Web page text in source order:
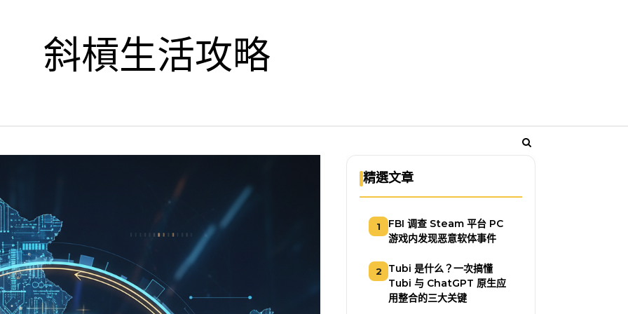
斜槓生活攻略
精選文章
1
FBI 调查 Steam 平台 PC
游戏内发现恶意软体事件
2
Tubi 是什么？一次搞懂
Tubi 与 ChatGPT 原生应
用整合的三大关键